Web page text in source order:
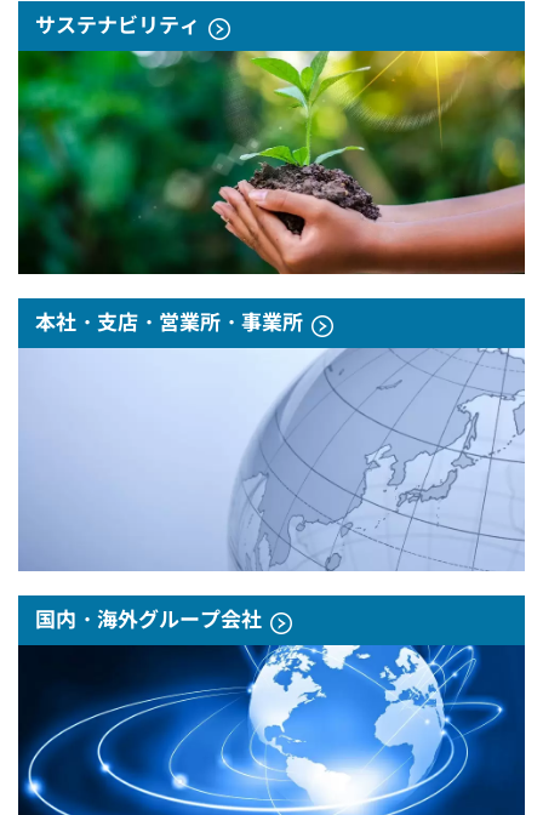
サステナビリティ
本社・支店・営業所・事業所
国内・海外グループ会社